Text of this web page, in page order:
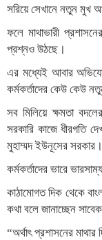
সরিয়ে সেখানে নতুন মুখ
ফলে মাথাভারী
প্রশ্নও উঠছে।
এর মধ্যেই আবার
কর্মকর্তাদের কেউ কেউ
সব মিলিয়ে ক্ষমতা
সরকারি কাজে ধীরগতি
মুহাম্মদ ইউনূসের সরকার।
কর্মকর্তাদের ভারে
কাঠামোগত দিক থেকে
কথা বলে জানাচ্ছেন
“অর্থাৎ প্রশাসনের